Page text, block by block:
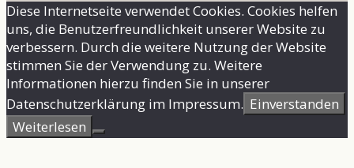
Diese Internetseite verwendet Cookies. Cookies helfen
uns, die Benutzerfreundlichkeit unserer Website zu
verbessern. Durch die weitere Nutzung der Website
stimmen Sie der Verwendung zu. Weitere
Informationen hierzu finden Sie in unserer
Datenschutzerklärung im Impressum. Einverstanden
Weiterlesen